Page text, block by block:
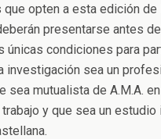
que opten a esta edición
presentarse antes
únicas condiciones para
investigación sea un
sea mutualista de A.M.A.
y que sea un